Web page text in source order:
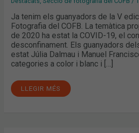
Ja tenim els guanyadors de la V
Fotografia del COFB. La temàtica
de 2020 ha estat la COVID-19, el
desconfinament. Els guanyadors
estat Júlia Dalmau i Manuel
categories a color i blanc i […]
LLEGIR MÉS